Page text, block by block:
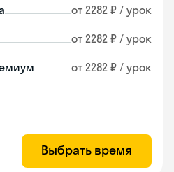
от 2282 ₽ / урок
от 2282 ₽ / урок
от 2282 ₽ / урок
Выбрать время